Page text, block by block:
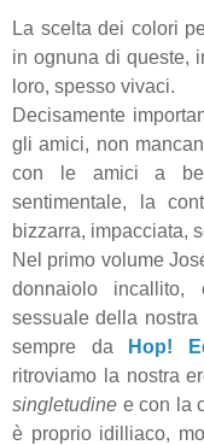
La scelta dei colori
in ognuna di queste,
loro, spesso vivaci.
Decisamente
gli amici, non
con le amici a
sentimentale, la
bizzarra, impacciata,
Nel primo volume
donnaiolo
sessuale della nostra
sempre da
Hop!
ritroviamo la nostra
singletudine e con la
è proprio idilliaco,